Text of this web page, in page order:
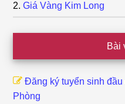
Giá Vàng Kim Long
Bài
Đăng ký tuyển sinh
Phòng